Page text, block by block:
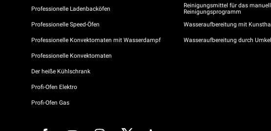
Professionelle Ladenbacköfen
Professionelle Speed-Öfen
Professionelle Konvektomaten mit Wasserdampf
Professionelle Konvektomaten
Der heiße Kühlschrank
Profi-Ofen Elektro
Profi-Ofen Gas
Reinigungsmittel für das
Reinigungsprogramm
Wasseraufbereitung mit
Wasseraufbereitung durch